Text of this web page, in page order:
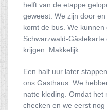
helft van de etappe
geweest. We zijn door
komt de bus. We
Schwarzwald-
krijgen. Makkelijk.
Een half uur later
ons Gasthaus. We
natte kleding. Omdat het
checken en we eerst